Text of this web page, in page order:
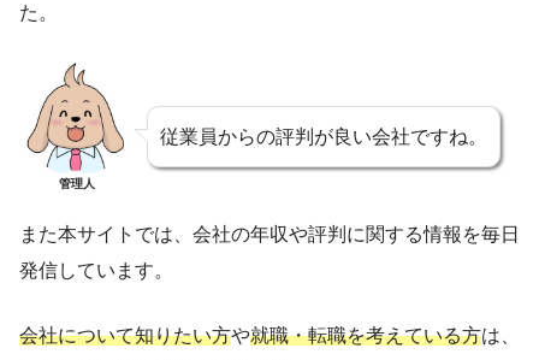
た。
管理人
従業員からの評判が良い会社ですね。
また本サイトでは、会社の年収や評判に関する情報を毎日
発信しています。
会社について知りたい方や就職・転職を考えている方は、